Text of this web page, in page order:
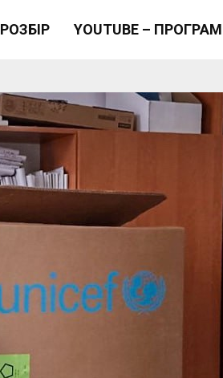
РОЗБІР YOUTUBE –